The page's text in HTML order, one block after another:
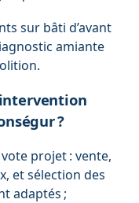
sur bâti d’avant
amiante
?
projet : vente,
et sélection des
adaptés ;